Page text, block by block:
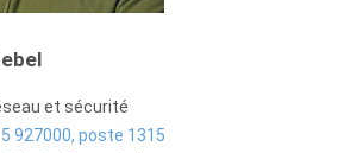
et sécurité
927000, poste 1315